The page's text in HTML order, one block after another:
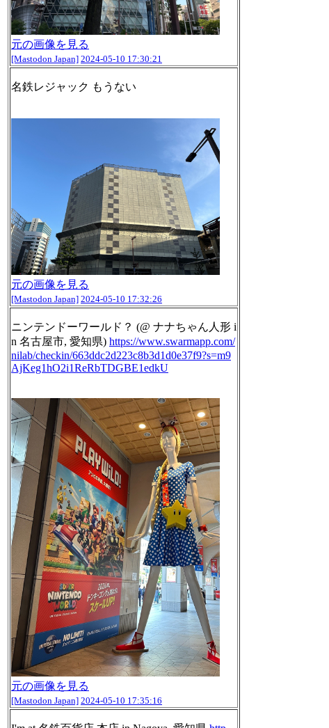
元の画像を見る
[Mastodon Japan] 2024-05-10 17:30:21
名鉄レジャック もうない
元の画像を見る
[Mastodon Japan] 2024-05-10 17:32:26
ニンテンドーワールド？ (@ ナナちゃん人形 i
n 名古屋市, 愛知県) https://www.swarmapp.com/
nilab/checkin/663ddc2d223c8b3d1d0e37f9?s=m9
AjKeg1hO2i1ReRbTDGBE1edkU
元の画像を見る
[Mastodon Japan] 2024-05-10 17:35:16